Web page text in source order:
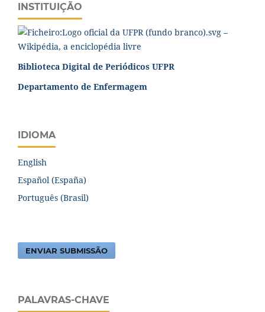
INSTITUIÇÃO
Biblioteca Digital de Periódicos UFPR
Departamento de Enfermagem
IDIOMA
English
Español (España)
Português (Brasil)
ENVIAR SUBMISSÃO
PALAVRAS-CHAVE